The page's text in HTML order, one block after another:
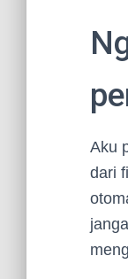
Aku
dari